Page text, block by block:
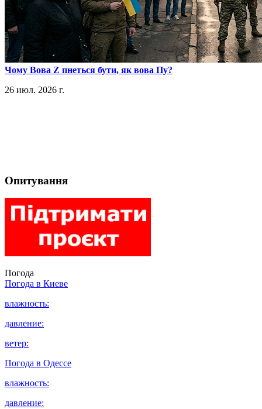
​Чому Вова Z пнеться бути, як вова Пу?
26 июл. 2026 г.
Опитування
Погода
Погода в Киеве
влажность:
давление:
ветер:
Погода в Одессе
влажность:
давление: